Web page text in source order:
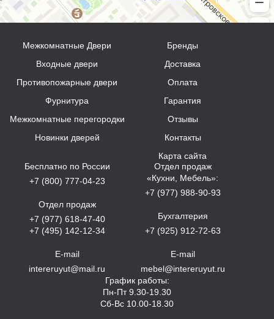
Межкомнатные Двери
Входные двери
Противопожарные двери
Фурнитура
Межкомнатные перегородки
Новинки дверей
Бренды
Доставка
Оплата
Гарантия
Отзывы
Контакты
Карта сайта
Бесплатно по России
+7 (800) 777-04-23
Отдел продаж
+7 (977) 618-47-40
+7 (495) 142-12-34
E-mail
intereruyut@mail.ru
Отдел продаж
«Кухни, Мебель»:
+7 (977) 988-90-93
Бухгалтерия
+7 (925) 912-72-63
E-mail
mebel@intereruyut.ru
График работы:
Пн-Пт 9.30-19.30
Сб-Вс 10.00-18.30